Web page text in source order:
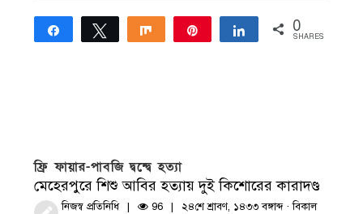
Share Tweet Share Share 0
SHARES
ফ্রি ফায়ার-পাবজি দ্বন্দ্বে হত্যা
মেহেরপুরে শিশু আবির হত্যায় দুই কিশোরের কারাদণ্ড
নিজস্ব প্রতিনিধি 96 ২৪শে শ্রাবণ, ১৪৩৩ বঙ্গাব্দ · বিকাল